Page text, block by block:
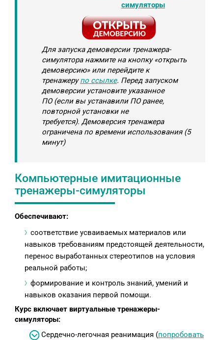
симуляторы
Для запуска демоверсии тренажера-
симулятора нажмите на кнопку «открыть
демоверсию» или перейдите к
тренажерупо ссылке. Перед запуском
демоверсии установите указанное
ПО (если вы устанавили ПО ранее,
повторной установки не
требуется). Демоверсия тренажера
ограничена по времени использования (5
минут)
Компьютерные имитационные
тренажеры-симуляторы
Обеспечивают:
соответствие усваиваемых материалов или
навыков требованиям предстоящей деятельности,
перенос выработанных стереотипов на условия
реальной работы;
формирование и контроль знаний, умений и
навыков оказания первой помощи.
Курс включает виртуальные тренажеры-
симуляторы:
Сердечно-легочная реанимация (попробовать